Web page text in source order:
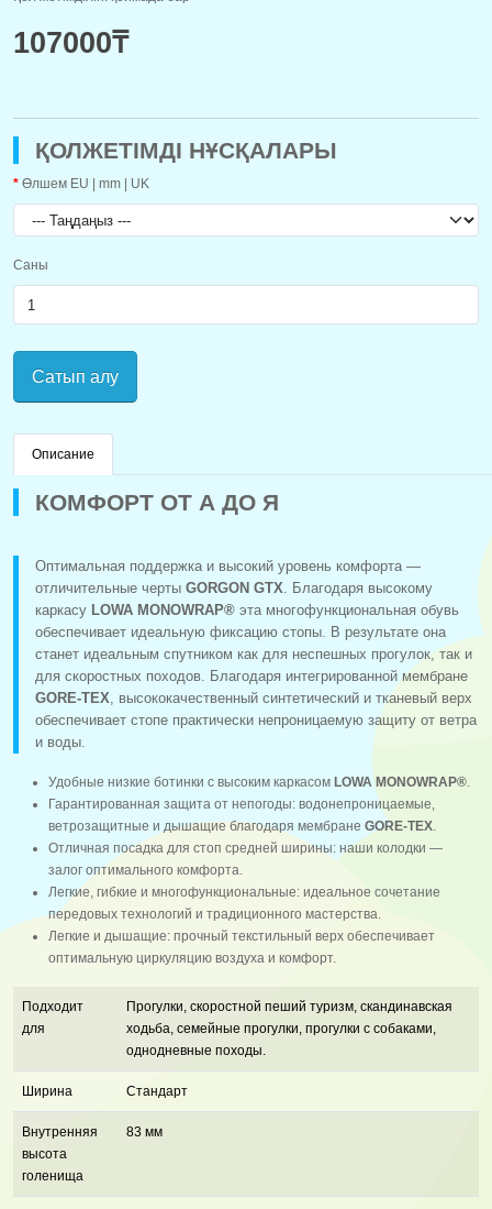
107000₸
ҚОЛЖЕТІМДІ НҰСҚАЛАРЫ
Өлшем EU | mm | UK
Саны
Сатып алу
Описание
КОМФОРТ ОТ А ДО Я
Оптимальная поддержка и высокий уровень комфорта —
отличительные черты GORGON GTX. Благодаря высокому
каркасу LOWA MONOWRAP® эта многофункциональная обувь
обеспечивает идеальную фиксацию стопы. В результате она
станет идеальным спутником как для неспешных прогулок, так и
для скоростных походов. Благодаря интегрированной мембране
GORE-TEX, высококачественный синтетический и тканевый верх
обеспечивает стопе практически непроницаемую защиту от ветра
и воды.
Удобные низкие ботинки с высоким каркасом LOWA MONOWRAP®.
Гарантированная защита от непогоды: водонепроницаемые,
ветрозащитные и дышащие благодаря мембране GORE-TEX.
Отличная посадка для стоп средней ширины: наши колодки —
залог оптимального комфорта.
Легкие, гибкие и многофункциональные: идеальное сочетание
передовых технологий и традиционного мастерства.
Легкие и дышащие: прочный текстильный верх обеспечивает
оптимальную циркуляцию воздуха и комфорт.
Подходит
для
Прогулки, скоростной пеший туризм, скандинавская
ходьба, семейные прогулки, прогулки с собаками,
однодневные походы.
Ширина Стандарт
Внутренняя
высота
голенища
83 мм